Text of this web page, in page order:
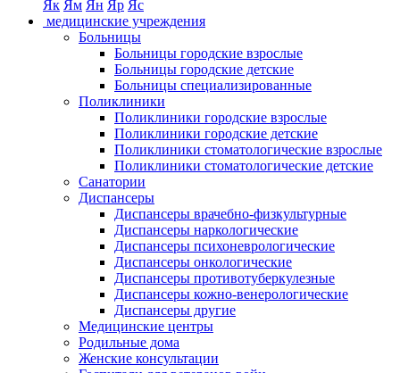
Як Ям Ян Яр Яс
медицинские учреждения
Больницы
Больницы городские взрослые
Больницы городские детские
Больницы специализированные
Поликлиники
Поликлиники городские взрослые
Поликлиники городские детские
Поликлиники стоматологические взрослые
Поликлиники стоматологические детские
Санатории
Диспансеры
Диспансеры врачебно-физкультурные
Диспансеры наркологические
Диспансеры психоневрологические
Диспансеры онкологические
Диспансеры противотуберкулезные
Диспансеры кожно-венерологические
Диспансеры другие
Медицинские центры
Родильные дома
Женские консультации